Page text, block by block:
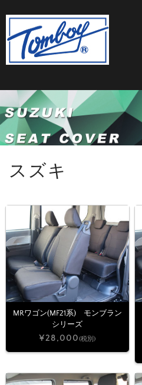
スズキ
MRワゴン(MF21系) モンブラン
シリーズ
¥28,000(税別)